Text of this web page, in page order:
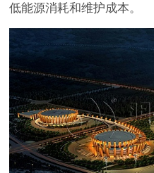
低能源消耗和维护成本。